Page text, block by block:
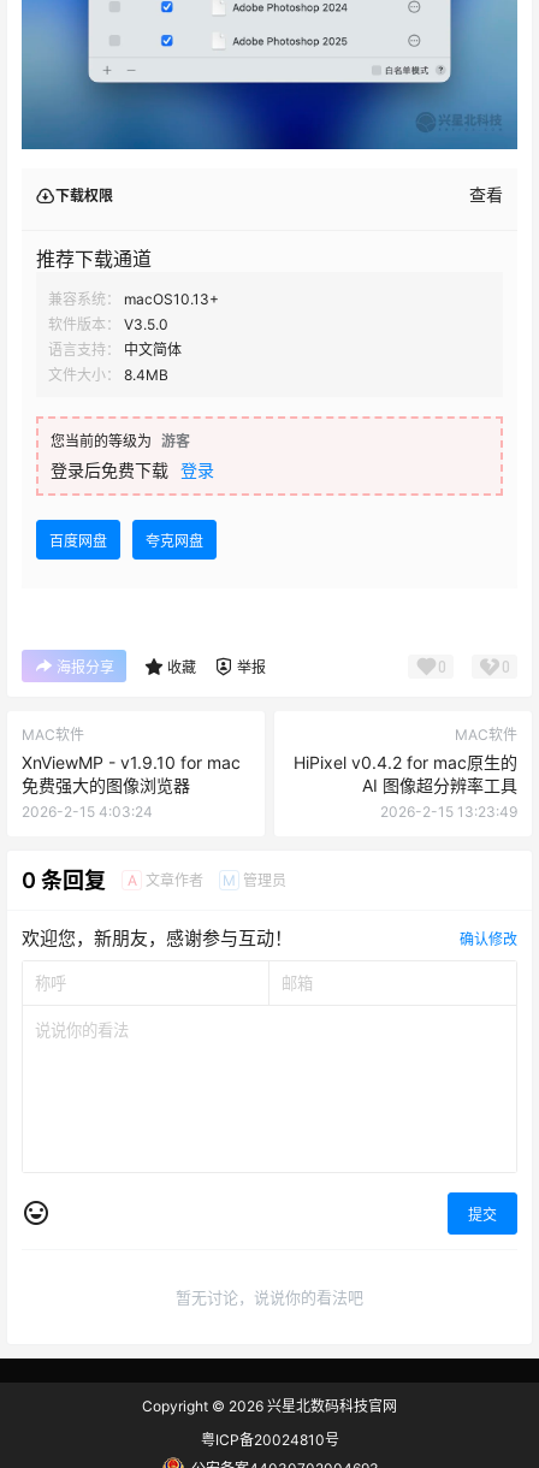
下载权限 查看
推荐下载通道
兼容系统：
macOS10.13+
软件版本：
V3.5.0
语言支持：
中文简体
文件大小：
8.4MB
您当前的等级为 游客
登录后免费下载 登录
百度网盘 夸克网盘
海报分享 收藏 举报 0 0
MAC软件
XnViewMP - v1.9.10 for mac
免费强大的图像浏览器
2026-2-15 4:03:24
MAC软件
HiPixel v0.4.2 for mac原生的
AI 图像超分辨率工具
2026-2-15 13:23:49
0 条回复 A 文章作者 M 管理员
欢迎您，新朋友，感谢参与互动！ 确认修改
提交
暂无讨论，说说你的看法吧
Copyright © 2026 兴星北数码科技官网
粤ICP备20024810号